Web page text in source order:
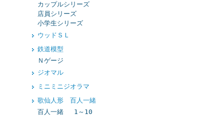
カップルシリーズ
店員シリーズ
小学生シリーズ
ウッドＳＬ
鉄道模型
Ｎゲージ
ジオマル
ミニミニジオラマ
歌仙人形 百人一緒
百人一緒 1～10